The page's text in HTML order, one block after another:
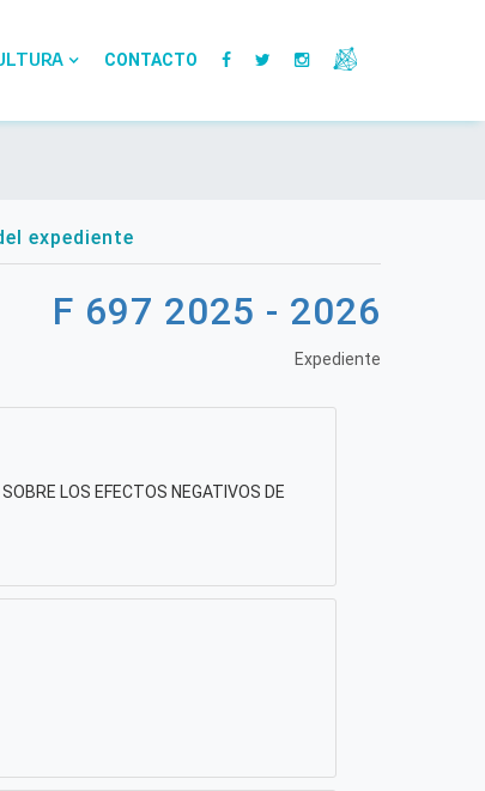
CONTACTO
expediente
F 697 2025 - 2026
Expediente
LOS EFECTOS NEGATIVOS DE